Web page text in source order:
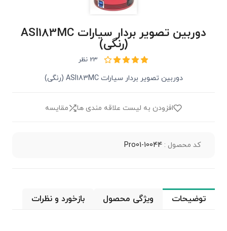
دوربین تصویر بردار سیارات ASI183MC
(رنگی)
23 نظر
دوربین تصویر بردار سیارات ASI183MC (رنگی)
افزودن به لیست علاقه مندی ها مقایسه
کد محصول : Pro01-10044
توضیحات ویژگی محصول بازخورد و نظرات